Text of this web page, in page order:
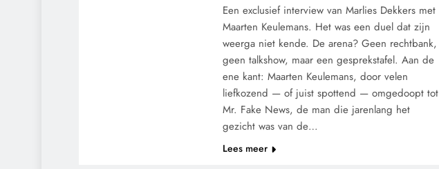
Een exclusief interview van Marlies Dekkers met
Maarten Keulemans. Het was een duel dat zijn
weerga niet kende. De arena? Geen rechtbank,
geen talkshow, maar een gesprekstafel. Aan de
ene kant: Maarten Keulemans, door velen
liefkozend — of juist spottend — omgedoopt tot
Mr. Fake News, de man die jarenlang het
gezicht was van de…
Lees meer